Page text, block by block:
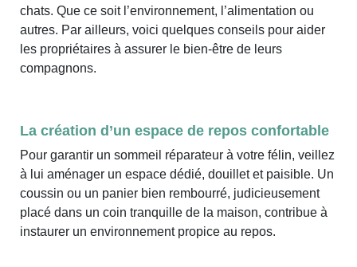
chats. Que ce soit l’environnement, l’alimentation ou
autres. Par ailleurs, voici quelques conseils pour aider
les propriétaires à assurer le bien-être de leurs
compagnons.
La création d’un espace de repos confortable
Pour garantir un sommeil réparateur à votre félin, veillez
à lui aménager un espace dédié, douillet et paisible. Un
coussin ou un panier bien rembourré, judicieusement
placé dans un coin tranquille de la maison, contribue à
instaurer un environnement propice au repos.